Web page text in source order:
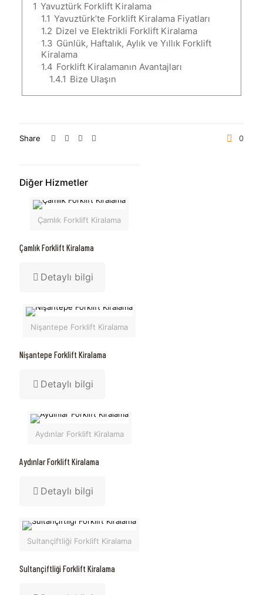
1 Yavuztürk Forklift Kiralama
1.1 Yavuztürk’te Forklift Kiralama Fiyatları
1.2 Dizel ve Elektrikli Forklift Kiralama
1.3 Günlük, Haftalık, Aylık ve Yıllık Forklift
Kiralama
1.4 Forklift Kiralamanın Avantajları
1.4.1 Bize Ulaşın
Share 0
Diğer Hizmetler
Çamlık Forklift Kiralama
Çamlık Forklift Kiralama
Detaylı bilgi
Nişantepe Forklift Kiralama
Nişantepe Forklift Kiralama
Detaylı bilgi
Aydınlar Forklift Kiralama
Aydınlar Forklift Kiralama
Detaylı bilgi
Sultançiftliği Forklift Kiralama
Sultançiftliği Forklift Kiralama